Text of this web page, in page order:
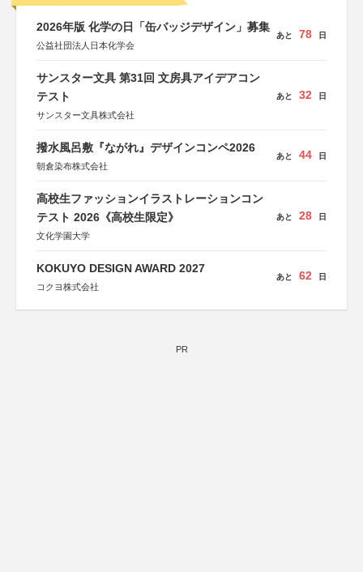
2026年版 化学の日「缶バッジデザイン」募集
公益社団法人日本化学会
あと 78 日
サンスター文具 第31回 文房具アイデアコン
テスト
サンスター文具株式会社
あと 32 日
撥水風呂敷『ながれ』デザインコンペ2026
朝倉染布株式会社
あと 44 日
高校生ファッションイラストレーションコン
テスト 2026《高校生限定》
文化学園大学
あと 28 日
KOKUYO DESIGN AWARD 2027
コクヨ株式会社
あと 62 日
PR